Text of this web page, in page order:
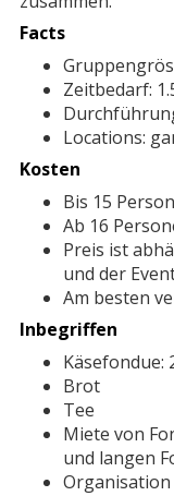
Facts
Zeitbedarf:
Locations:
Kosten
Bis 15
Ab 16
Preis ist
und der
Am besten
Inbegriffen
Käsefondue:
Brot
Tee
Miete von
und langen